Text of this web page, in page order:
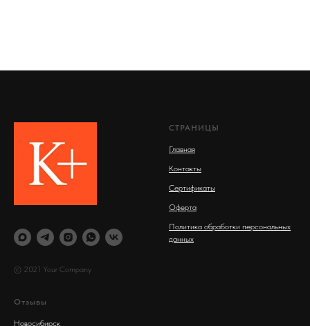
© 2021 Your Company
СТРАНИЦЫ
Главная
Контакты
Сертификаты
Оферта
Политика обработки персональных
данных
Отзывы
Новосибирск